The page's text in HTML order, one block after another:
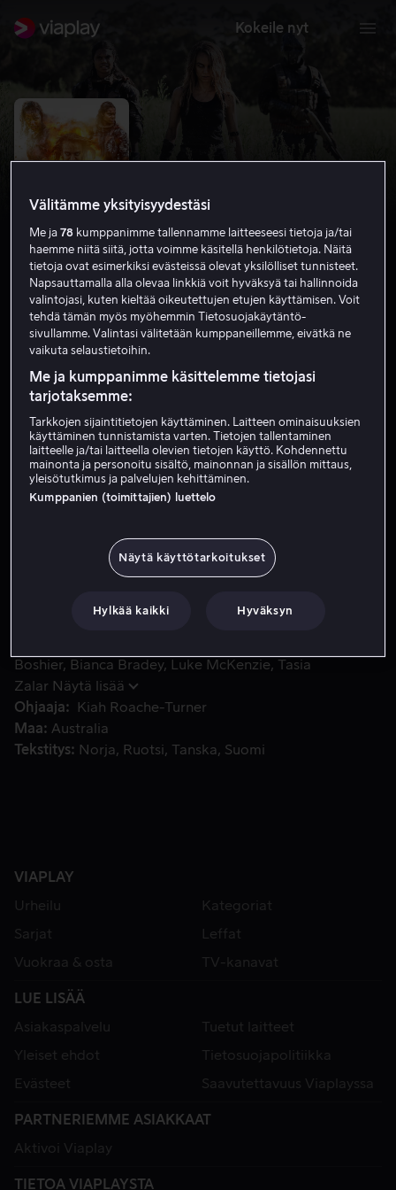
Kokeile nyt
Wyrmwood: Apocalypse
5.5 Kauhu Toiminta
Vuokraa 4,99 €
Osta 13,99 €
sotilas Rhys on omistanut elämänsä selviytyneiden
pelastamiseen ja toimittamiseen sairaalaan toivoen, että
Boshier
Bianca Bradey Luke McKenzie
Tasia
Zalar Näytä lisää
Ohjaaja
Kiah Roache-Turner
Maa
Australia
Tekstitys
Norja Ruotsi Tanska Suomi
VIAPLAY
Urheilu
Kategoriat
Sarjat
Leffat
Vuokraa & osta
TV-kanavat
LUE LISÄÄ
Asiakaspalvelu
Tuetut laitteet
Yleiset ehdot
Tietosuojapolitiikka
Evästeet
Saavutettavuus Viaplayssa
PARTNERIEMME ASIAKKAAT
Aktivoi Viaplay
TIETOA VIAPLAYSTA
Välitämme yksityisyydestäsi
Me ja78 kumppanimme tallennamme laitteeseesi tietoja ja/tai
haemme niitä siitä, jotta voimme käsitellä henkilötietoja. Näitä
tietoja ovat esimerkiksi evästeissä olevat yksilölliset tunnisteet.
Napsauttamalla alla olevaa linkkiä voit hyväksyä tai hallinnoida
valintojasi, kuten kieltää oikeutettujen etujen käyttämisen. Voit
tehdä tämän myös myöhemmin Tietosuojakäytäntö-
sivullamme. Valintasi välitetään kumppaneillemme, eivätkä ne
vaikuta selaustietoihin.
Me ja kumppanimme käsittelemme tietojasi
tarjotaksemme:
Tarkkojen sijaintitietojen käyttäminen. Laitteen ominaisuuksien
käyttäminen tunnistamista varten. Tietojen tallentaminen
laitteelle ja/tai laitteella olevien tietojen käyttö. Kohdennettu
mainonta ja personoitu sisältö, mainonnan ja sisällön mittaus,
yleisötutkimus ja palvelujen kehittäminen.
Kumppanien (toimittajien) luettelo
Näytä käyttötarkoitukset
Hylkää kaikki Hyväksyn